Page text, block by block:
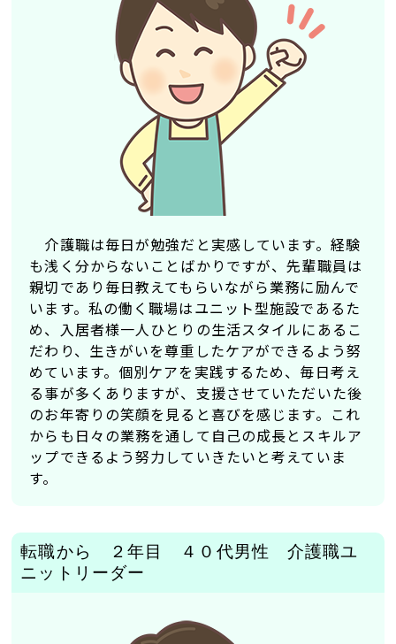
介護職は毎日が勉強だと実感しています。経験
も浅く分からないことばかりですが、先輩職員は
親切であり毎日教えてもらいながら業務に励んで
います。私の働く職場はユニット型施設であるた
め、入居者様一人ひとりの生活スタイルにあるこ
だわり、生きがいを尊重したケアができるよう努
めています。個別ケアを実践するため、毎日考え
る事が多くありますが、支援させていただいた後
のお年寄りの笑顔を見ると喜びを感じます。これ
からも日々の業務を通して自己の成長とスキルア
ップできるよう努力していきたいと考えていま
す。
転職から ２年目 ４０代男性 介護職ユ
ニットリーダー